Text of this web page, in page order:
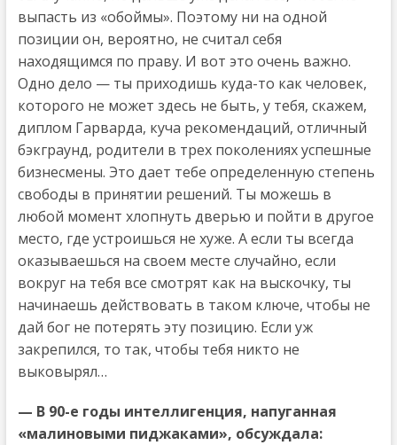
выпасть из «обоймы». Поэтому ни на одной
позиции он, вероятно, не считал себя
находящимся по праву. И вот это очень важно.
Одно дело — ты приходишь куда-то как человек,
которого не может здесь не быть, у тебя, скажем,
диплом Гарварда, куча рекомендаций, отличный
бэкграунд, родители в трех поколениях успешные
бизнесмены. Это дает тебе определенную степень
свободы в принятии решений. Ты можешь в
любой момент хлопнуть дверью и пойти в другое
место, где устроишься не хуже. А если ты всегда
оказываешься на своем месте случайно, если
вокруг на тебя все смотрят как на выскочку, ты
начинаешь действовать в таком ключе, чтобы не
дай бог не потерять эту позицию. Если уж
закрепился, то так, чтобы тебя никто не
выковырял…
— В 90-е годы интеллигенция, напуганная
«малиновыми пиджаками», обсуждала: